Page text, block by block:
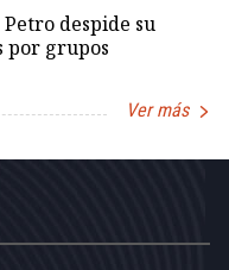
despide su
por grupos
Ver más